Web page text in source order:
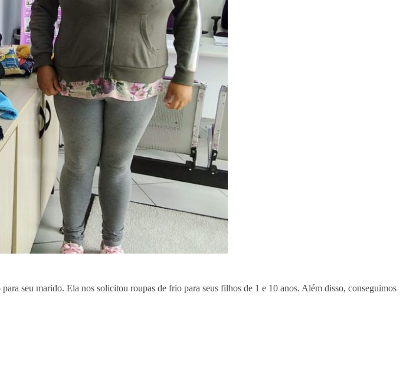
seu marido. Ela nos solicitou roupas de frio para seus filhos de 1 e 10 anos. Além disso, conseguimos